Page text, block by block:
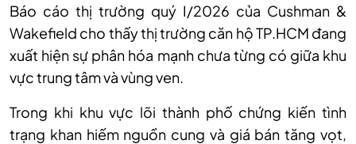
Báo cáo thị trường quý I/2026 của Cushman &
Wakefield cho thấy thị trường căn hộ TP.HCM đang
xuất hiện sự phân hóa mạnh chưa từng có giữa khu
vực trung tâm và vùng ven.
Trong khi khu vực lõi thành phố chứng kiến tình
trạng khan hiếm nguồn cung và giá bán tăng vọt,